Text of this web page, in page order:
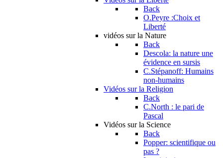
Back
O.Peyre :Choix et
Liberté
vidéos sur la Nature
Back
Descola: la nature une
évidence en sursis
C.Stépanoff: Humains
non-humains
Vidéos sur la Religion
Back
C.North : le pari de
Pascal
Vidéos sur la Science
Back
Popper: scientifique ou
pas ?